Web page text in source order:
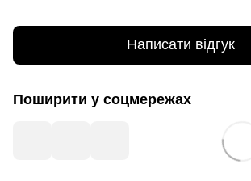
Написати відгук
Поширити у соцмережах